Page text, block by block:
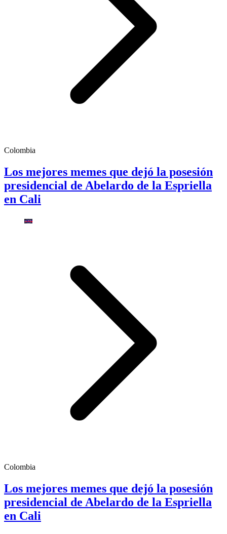
Colombia
Los mejores memes que dejó la posesión
presidencial de Abelardo de la Espriella
en Cali
Colombia
Los mejores memes que dejó la posesión
presidencial de Abelardo de la Espriella
en Cali